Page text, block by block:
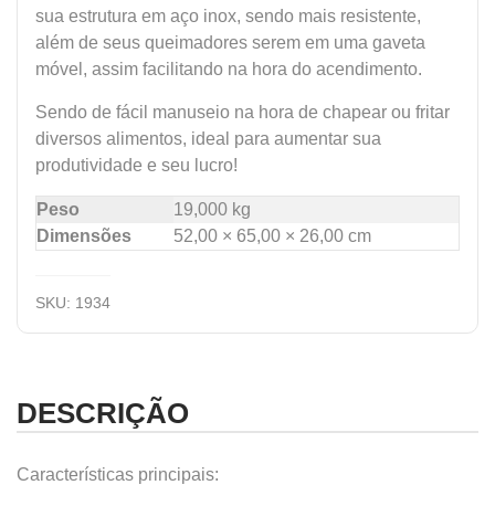
sua estrutura em aço inox, sendo mais resistente,
além de seus queimadores serem em uma gaveta
móvel, assim facilitando na hora do acendimento.
Sendo de fácil manuseio na hora de chapear ou fritar
diversos alimentos, ideal para aumentar sua
produtividade e seu lucro!
Peso
19,000 kg
Dimensões
52,00 × 65,00 × 26,00 cm
SKU: 1934
DESCRIÇÃO
Características principais: